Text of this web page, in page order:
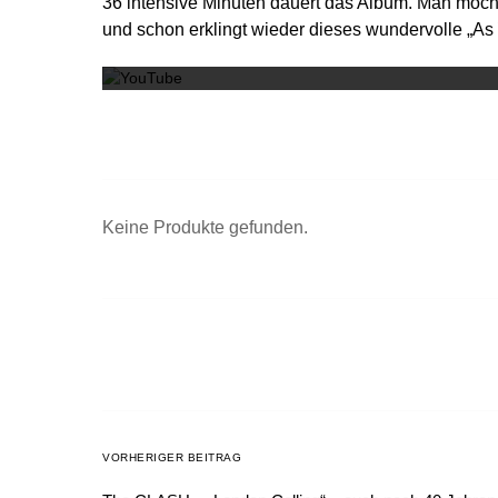
und schon erklingt wieder dieses wundervolle
Keine Produkte gefunden.
VORHERIGER BEITRAG